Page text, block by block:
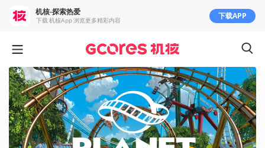
机核-探索热爱
下载 机核App 浏览更多精彩内容 下载APP